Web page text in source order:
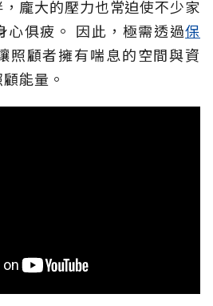
龐大的壓力也常迫使不少家
心俱疲。 因此，極需透過保
照顧者擁有喘息的空間與資
能量。